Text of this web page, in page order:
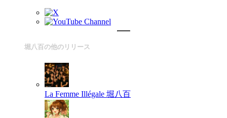
堀八百の他のリリース
La Femme Illégale 堀八百